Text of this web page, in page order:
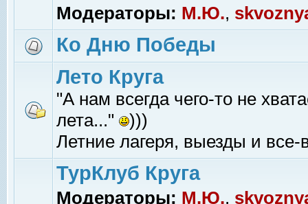
Модераторы: М.Ю.,
Ко Дню Победы
Лето Круга
"А нам всегда чего-то не
лета..."
)))
Летние лагеря, выезды и все-
ТурКлуб Круга
Модераторы: М.Ю.,